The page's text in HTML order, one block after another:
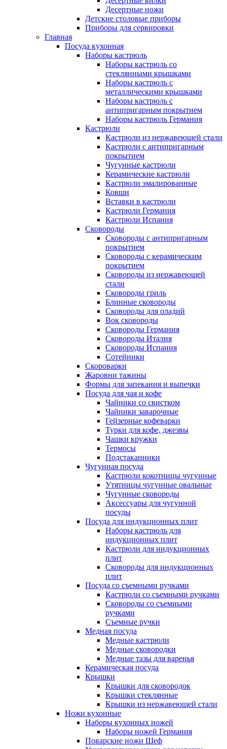
Десертные ножи
Детские столовые приборы
Приборы для сервировки
Главная
Посуда кухонная
Наборы кастрюль
Наборы кастрюль со
стеклянными крышками
Наборы кастрюль с
металлическими крышками
Наборы кастрюль с
антипригарным покрытием
Наборы кастрюль Германия
Кастрюли
Кастрюли из нержавеющей стали
Кастрюли с антипригарным
покрытием
Чугунные кастрюли
Керамические кастрюли
Кастрюли эмалированные
Ковши
Вставки в кастрюли
Кастрюли Германия
Кастрюли Испания
Сковороды
Сковороды с антипригарным
покрытием
Сковороды с керамическим
покрытием
Сковороды из нержавеющей
стали
Сковороды гриль
Блинные сковороды
Сковороды для оладий
Вок сковороды
Сковороды Германия
Сковороды Италия
Сковороды Испания
Сотейники
Скороварки
Жаровни тажины
Формы для запекания и выпечки
Посуда для чая и кофе
Чайники со свистком
Чайники заварочные
Гейзерные кофеварки
Турки для кофе, джезвы
Чашки кружки
Термосы
Подстаканники
Чугунная посуда
Кастрюли кокотницы чугунные
Утятницы чугунные овальные
Чугунные сковороды
Аксессуары для чугунной
посуды
Посуда для индукционных плит
Наборы кастрюль для
индукционных плит
Кастрюли для индукционных
плит
Сковороды для индукционных
плит
Посуда со съемными ручками
Кастрюли со съемными ручками
Сковороды со съемными
ручками
Съемные ручки
Медная посуда
Медные кастрюли
Медные сковородки
Медные тазы для варенья
Керамическая посуда
Крышки
Крышки для сковородок
Крышки стеклянные
Крышки из нержавеющей стали
Ножи кухонные
Наборы кухонных ножей
Наборы ножей Германия
Поварские ножи Шеф